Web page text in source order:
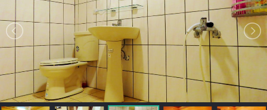
灣
訂
房
直
接
跟